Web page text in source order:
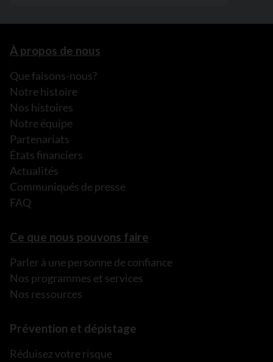
À propos de nous
Que faisons-nous?
Notre histoire
Nos histoires
Notre équipe
Partenariats
États financiers
Actualités
Communiqués de presse
FAQ
Ce que nous pouvons faire
Parler à une personne de confiance
Nos programmes et services
Nos ressources
Prévention et dépistage
Réduisez votre risque